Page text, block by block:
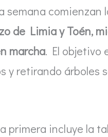
semana comienzan
de Limia y Toén,
marcha. El objetivo
y retirando árboles
primera incluye la